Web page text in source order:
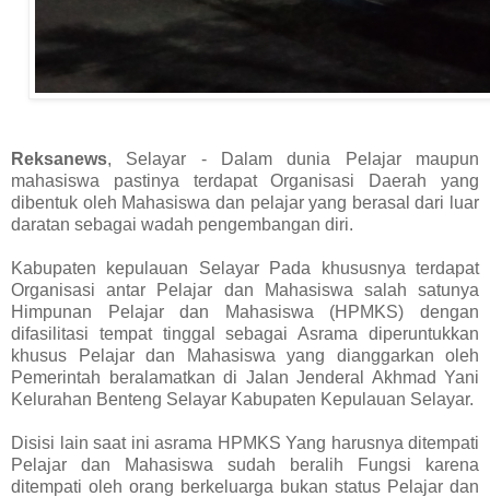
Reksanews, Selayar - Dalam dunia Pelajar maupun
mahasiswa pastinya terdapat Organisasi Daerah yang
dibentuk oleh Mahasiswa dan pelajar yang berasal dari luar
daratan sebagai wadah pengembangan diri.
Kabupaten kepulauan Selayar Pada khususnya terdapat
Organisasi antar Pelajar dan Mahasiswa salah satunya
Himpunan Pelajar dan Mahasiswa (HPMKS) dengan
difasilitasi tempat tinggal sebagai Asrama diperuntukkan
khusus Pelajar dan Mahasiswa yang dianggarkan oleh
Pemerintah beralamatkan di Jalan Jenderal Akhmad Yani
Kelurahan Benteng Selayar Kabupaten Kepulauan Selayar.
Disisi lain saat ini asrama HPMKS Yang harusnya ditempati
Pelajar dan Mahasiswa sudah beralih Fungsi karena
ditempati oleh orang berkeluarga bukan status Pelajar dan